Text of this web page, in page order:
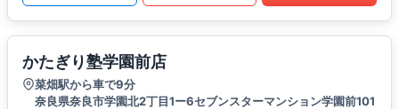
かたぎり塾学園前店
菜畑駅から車で9分
奈良県奈良市学園北2丁目1ー6セブンスターマンション学園前101